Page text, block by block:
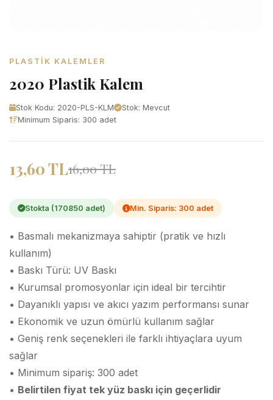
PLASTIK KALEMLER
2020 Plastik Kalem
Stok Kodu: 2020-PLS-KLM
Stok: Mevcut
Minimum Siparis: 300 adet
13,60 TL16,00 TL
Stokta (170850 adet) Min. Siparis: 300 adet
• Basmalı mekanizmaya sahiptir (pratik ve hızlı
kullanım)
• Baskı Türü: UV Baskı
• Kurumsal promosyonlar için ideal bir tercihtir
• Dayanıklı yapısı ve akıcı yazım performansı sunar
• Ekonomik ve uzun ömürlü kullanım sağlar
• Geniş renk seçenekleri ile farklı ihtiyaçlara uyum
sağlar
• Minimum sipariş: 300 adet
• Belirtilen fiyat tek yüz baskı için geçerlidir